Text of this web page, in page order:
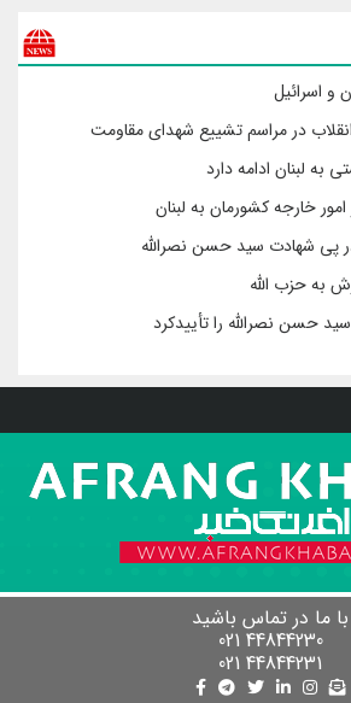
و اسرائیل
در مراسم تشییع شهدای مقاومت
به لبنان ادامه دارد
امور خارجه کشورمان به لبنان
پی شهادت سید حسن نصرالله
به حزب الله
حسن نصرالله را تأییدکرد
با ما در تماس باشید
44844230 021
44844231 021